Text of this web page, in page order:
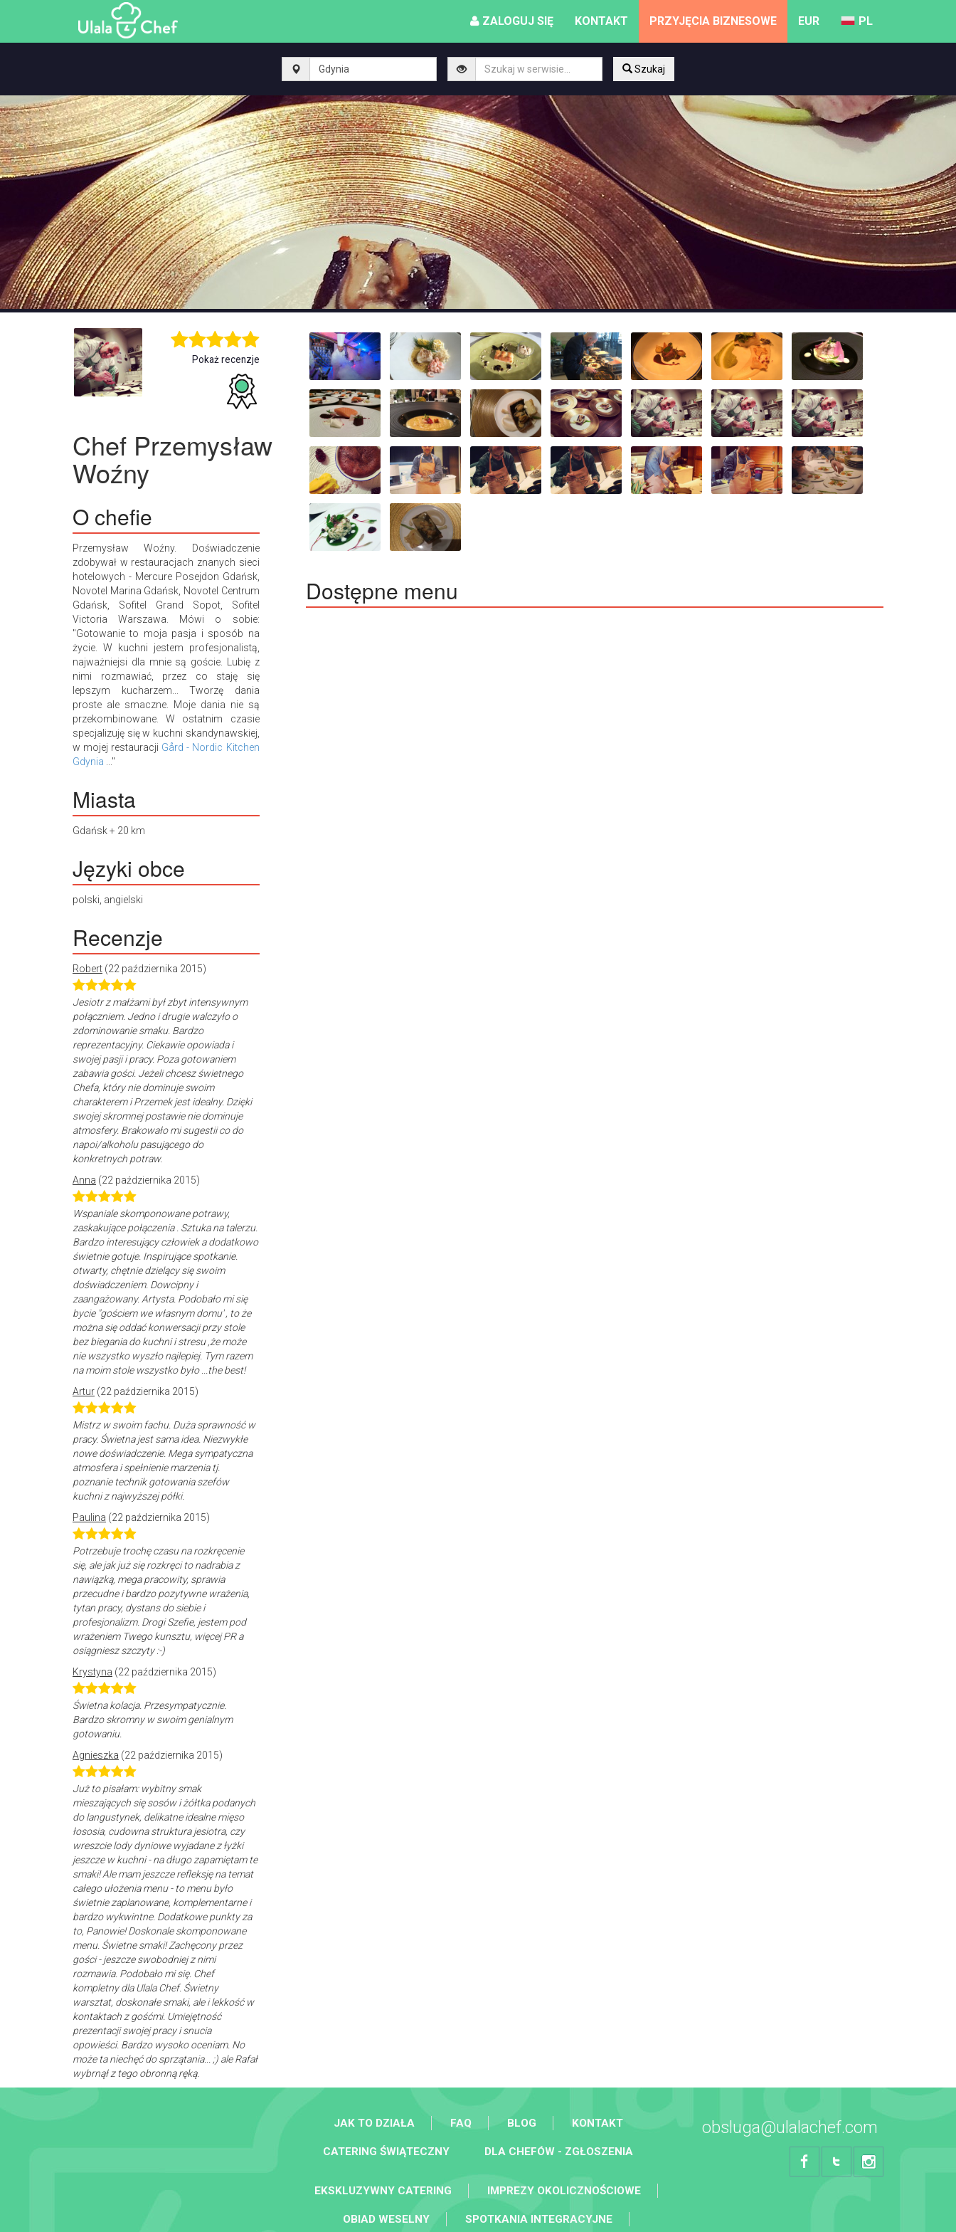
ZALOGUJ SIĘ KONTAKT PRZYJĘCIA BIZNESOWE EUR PL
Szukaj
Pokaż recenzje
Chef Przemysław
Woźny
O chefie
Przemysław Woźny. Doświadczenie
zdobywał w restauracjach znanych sieci
hotelowych - Mercure Posejdon Gdańsk,
Novotel Marina Gdańsk, Novotel Centrum
Gdańsk, Sofitel Grand Sopot, Sofitel
Victoria Warszawa. Mówi o sobie:
"Gotowanie to moja pasja i sposób na
życie. W kuchni jestem profesjonalistą,
najważniejsi dla mnie są goście. Lubię z
nimi rozmawiać, przez co staję się
lepszym kucharzem... Tworzę dania
proste ale smaczne. Moje dania nie są
przekombinowane. W ostatnim czasie
specjalizuję się w kuchni skandynawskiej,
w mojej restauracji Gård - Nordic Kitchen
Gdynia ..."
Miasta
Gdańsk + 20 km
Języki obce
polski, angielski
Recenzje
Robert (22 października 2015)
Jesiotr z małżami był zbyt intensywnym
połączniem. Jedno i drugie walczyło o
zdominowanie smaku. Bardzo
reprezentacyjny. Ciekawie opowiada i
swojej pasji i pracy. Poza gotowaniem
zabawia gości. Jeżeli chcesz świetnego
Chefa, który nie dominuje swoim
charakterem i Przemek jest idealny. Dzięki
swojej skromnej postawie nie dominuje
atmosfery. Brakowało mi sugestii co do
napoi/alkoholu pasującego do
konkretnych potraw.
Anna (22 października 2015)
Wspaniale skomponowane potrawy,
zaskakujące połączenia . Sztuka na talerzu.
Bardzo interesujący człowiek a dodatkowo
świetnie gotuje. Inspirujące spotkanie.
otwarty, chętnie dzielący się swoim
doświadczeniem. Dowcipny i
zaangażowany. Artysta. Podobało mi się
bycie "gościem we własnym domu' , to że
można się oddać konwersacji przy stole
bez biegania do kuchni i stresu ,że może
nie wszystko wyszło najlepiej. Tym razem
na moim stole wszystko było ...the best!
Artur (22 października 2015)
Mistrz w swoim fachu. Duża sprawność w
pracy. Świetna jest sama idea. Niezwykłe
nowe doświadczenie. Mega sympatyczna
atmosfera i spełnienie marzenia tj.
poznanie technik gotowania szefów
kuchni z najwyższej półki.
Paulina (22 października 2015)
Potrzebuje trochę czasu na rozkręcenie
się, ale jak już się rozkręci to nadrabia z
nawiązką, mega pracowity, sprawia
przecudne i bardzo pozytywne wrażenia,
tytan pracy, dystans do siebie i
profesjonalizm. Drogi Szefie, jestem pod
wrażeniem Twego kunsztu, więcej PR a
osiągniesz szczyty :-)
Krystyna (22 października 2015)
Świetna kolacja. Przesympatycznie.
Bardzo skromny w swoim genialnym
gotowaniu.
Agnieszka (22 października 2015)
Już to pisałam: wybitny smak
mieszających się sosów i żółtka podanych
do langustynek, delikatne idealne mięso
łososia, cudowna struktura jesiotra, czy
wreszcie lody dyniowe wyjadane z łyżki
jeszcze w kuchni - na długo zapamiętam te
smaki! Ale mam jeszcze refleksję na temat
całego ułożenia menu - to menu było
świetnie zaplanowane, komplementarne i
bardzo wykwintne. Dodatkowe punkty za
to, Panowie! Doskonale skomponowane
menu. Świetne smaki! Zachęcony przez
gości - jeszcze swobodniej z nimi
rozmawia. Podobało mi się. Chef
kompletny dla Ulala Chef. Świetny
warsztat, doskonałe smaki, ale i lekkość w
kontaktach z gośćmi. Umiejętność
prezentacji swojej pracy i snucia
opowieści. Bardzo wysoko oceniam. No
może ta niechęć do sprzątania... ;) ale Rafał
wybrnął z tego obronną ręką.
Dostępne menu
JAK TO DZIAŁA FAQ BLOG KONTAKT
CATERING ŚWIĄTECZNY DLA CHEFÓW - ZGŁOSZENIA
obsluga@ulalachef.com
EKSKLUZYWNY CATERING IMPREZY OKOLICZNOŚCIOWE
OBIAD WESELNY SPOTKANIA INTEGRACYJNE